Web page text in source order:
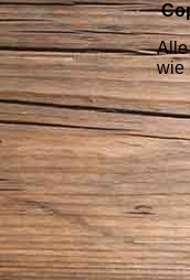
Alle
wie